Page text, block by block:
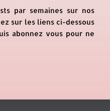
par semaines sur nos
sur les liens ci-dessous
abonnez vous pour ne